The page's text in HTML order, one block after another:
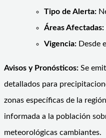
Tipo de Alerta:
Áreas Afectadas:
Vigencia: Desde
Avisos y Pronósticos: Se
detallados para
zonas específicas de la
informada a la población
meteorológicas cambiantes.